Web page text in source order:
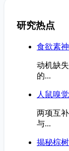
研究热点
食欲素
动机缺
的...
人鼠嗅
两项互
与...
揭秘棕